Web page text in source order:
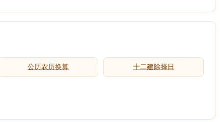
公历农历换算 十二建除择日